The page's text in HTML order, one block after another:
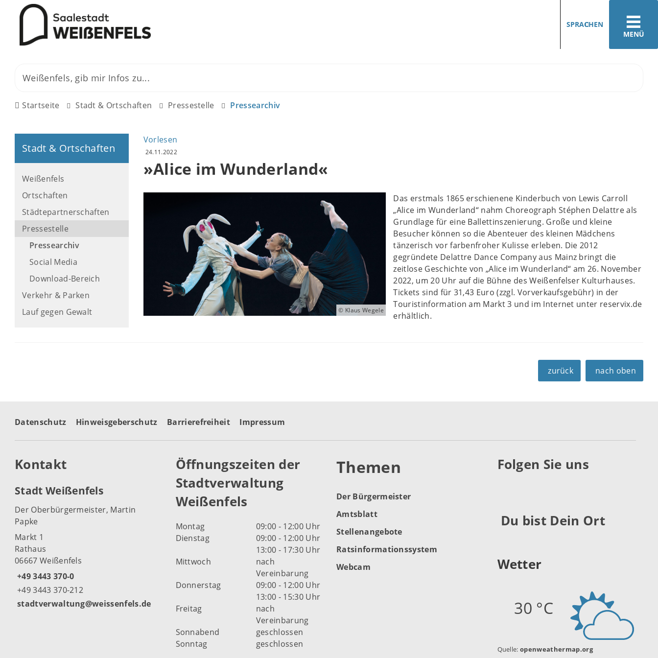
MENÜ
SPRACHEN
Startseite Stadt & Ortschaften Pressestelle Pressearchiv
Stadt & Ortschaften
Weißenfels
Ortschaften
Städtepartnerschaften
Pressestelle
Pressearchiv
Social Media
Download-Bereich
Verkehr & Parken
Lauf gegen Gewalt
Vorlesen
24.11.2022
»Alice im Wunderland«
© Klaus Wegele
Das erstmals 1865 erschienene Kinderbuch von Lewis Carroll
„Alice im Wunderland“ nahm Choreograph Stéphen Delattre als
Grundlage für eine Ballettinszenierung. Große und kleine
Besucher können so die Abenteuer des kleinen Mädchens
tänzerisch vor farbenfroher Kulisse erleben. Die 2012
gegründete Delattre Dance Company aus Mainz bringt die
zeitlose Geschichte von „Alice im Wunderland“ am 26. November
2022, um 20 Uhr auf die Bühne des Weißenfelser Kulturhauses.
Tickets sind für 31,43 Euro (zzgl. Vorverkaufsgebühr) in der
Touristinformation am Markt 3 und im Internet unter reservix.de
erhältlich.
zurück nach oben
Datenschutz Hinweisgeberschutz Barrierefreiheit Impressum
Kontakt
Stadt Weißenfels
Der Oberbürgermeister, Martin
Papke
Markt 1
Rathaus
06667 Weißenfels
+49 3443 370-0
+49 3443 370-212
stadtverwaltung@weissenfels.de
Öffnungszeiten der
Stadtverwaltung
Weißenfels
Montag
09:00 - 12:00 Uhr
Dienstag
09:00 - 12:00 Uhr
13:00 - 17:30 Uhr
Mittwoch
nach
Vereinbarung
Donnerstag
09:00 - 12:00 Uhr
13:00 - 15:30 Uhr
Freitag
nach
Vereinbarung
Sonnabend
geschlossen
Sonntag
geschlossen
Themen
Der Bürgermeister
Amtsblatt
Stellenangebote
Ratsinformationssystem
Webcam
Folgen Sie uns
Du bist Dein Ort
Wetter
30 °C
Quelle:openweathermap.org